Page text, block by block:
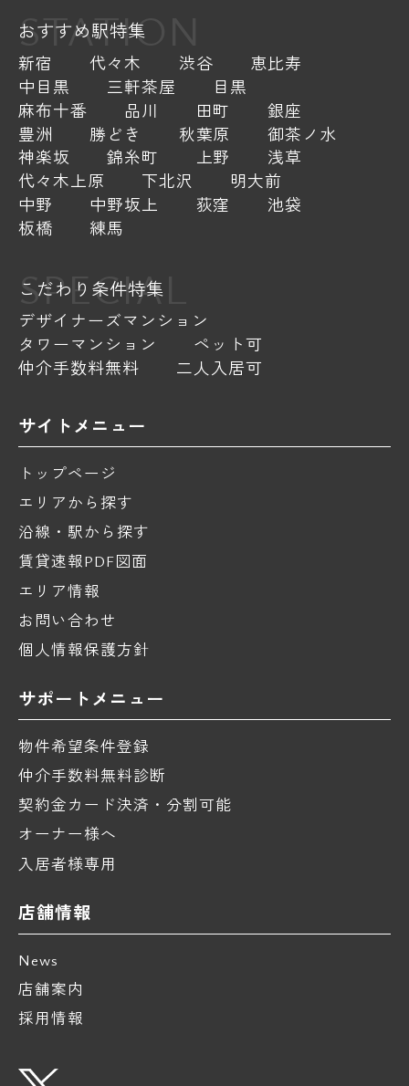
STATION
おすすめ駅特集
新宿 代々木 渋谷
恵比寿
中目黒
三軒茶屋
目黒
麻布十番
品川 田町
銀座
豊洲
勝どき 秋葉原
御茶ノ水
神楽坂
錦糸町 上野
浅草
代々木上原
下北沢
明大前
中野
中野坂上 荻窪
池袋
板橋
練馬
SPECIAL
こだわり条件特集
デザイナーズマンション
タワーマンション
ペット可
仲介手数料無料
二人入居可
サイトメニュー
トップページ
エリアから探す
沿線・駅から探す
賃貸速報PDF図面
エリア情報
お問い合わせ
個人情報保護方針
サポートメニュー
物件希望条件登録
仲介手数料無料診断
契約金カード決済・分割可能
オーナー様へ
入居者様専用
店舗情報
News
店舗案内
採用情報